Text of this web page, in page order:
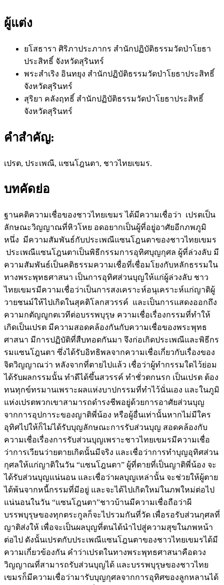
ผู้แต่ง
ยโสธารา ศิริภาประภากร สำนักปฏิบัติธรรมวัดป่าโยธา
ประสิทธิ์ จังหวัดสุรินทร์
พระสำเริง อินทยุง สำนักปฏิบัติธรรมวัดป่าโยธาประสิทธิ์
จังหวัดสุรินทร์
สุริยา คลังฤทธิ์ สำนักปฏิบัติธรรมวัดป่าโยธาประสิทธิ์
จังหวัดสุรินทร์
คำสำคัญ:
เปรต, ประเพณี, แซนโฎนตา, ชาวไทยเขมร.
บทคัดย่อ
ฐานคติความเชื่อของชาวไทยเขมร ได้มีความเชื่อว่า เปรตเป็น
ลักษณะวิญญาณที่หิวโหย อดอยากเป็นผู้ที่อยู่อาศัยอีกภพภูมิ
หนึ่ง มีความสัมพันธ์กับประเพณีแซนโฎนตาของชาวไทยเขมร
ประเพณีแซนโฎนตาเป็นพิธีกรรมการอุทิศบุญกุศล ผู้ที่ล่วงลับ มี
ความสัมพันธ์เป็นคติธรรมความเชื่อที่เชื่อมโยงกับหลักธรรมใน
ทางพระพุทธศาสนา เป็นการอุทิศส่วนบุญให้แก่ผู้ล่วงลับ ชาว
ไทยเขมรมีความเชื่อว่าเป็นการสงเคราะห์อนุเคราะห์แก่ญาติผู้
วายชนม์ให้ไปเกิดในสุคติโลกสวรรค์ และเป็นการแสดงออกถึง
ความกตัญญูกตเวทีต่อบรรพบุรุษ ความเชื่อเรื่องกรรมที่ทำให้
เกิดเป็นเปรต มีความสอดคล้องกันกับความเชื่อของพระพุทธ
ศาสนา มีการปฏิบัติที่สืบทอดกันมา จึงก่อเกิดประเพณีและพิธีกร
รมแซนโฎนตา ซึ่งได้รับอิทธิพลจากความเชื่อเกี่ยวกับเรื่องของ
จิตวิญญาณว่า หลังจากที่ตายไปแล้ว เชื่อว่าผู้ทำกรรมใดไว้ย่อม
ได้รับผลกรรมนั้น ทำดีได้ขึ้นสวรรค์ ทำชั่วตกนรก เป็นเปรต ต้อง
ทนทุกข์ทรมานเพราะผลแห่งบาปกรรมที่ทำไว้นั่นเอง และในภูมิ
แห่งเปรตพวกเขาสามารถดำรงชีพอยู่ด้วยการอาศัยส่วนบุญ
จากการอุปการะของญาติพี่น้อง หรือผู้อื่นเท่านั้นหากไม่มีใคร
อุทิศไปให้ก็ไม่ได้รับบุญลักษณะการรับส่วนบุญ สอดคล้องกับ
ความเชื่อเรื่องการรับส่วนบุญเพราะชาวไทยเขมรมีความเชื่อ
ว่าการเวียนว่ายตายเกิดนั้นมีจริง และเชื่อว่าการทำบุญอุทิศส่วน
กุศลให้แก่ญาติในวัน “แซนโฎนตา” ผู้ที่ตายที่เป็นญาติพี่น้อง จะ
ได้รับส่วนบุญแน่นอน และเชื่อว่าผลบุญเหล่านั้น จะช่วยให้ผู้ตาย
ได้พ้นจากหนี้กรรมที่มีอยู่ และจะได้ไปเกิดใหม่ในภพใหม่ต่อไป
แน่นอนในวัน “แซนโฎนตา”ชาวบ้านมีความเชื่อถือว่าผี
บรรพบุรุษของทุกตระกูลก็จะไปรวมกันที่วัด เพื่อรอรับส่วนกุศลที่
ญาติส่งให้ เพื่อจะเป็นผลบุญที่ตนได้นำไปสู่ความสุขในภพหน้า
ต่อไป ดังนั้นเปรตกับประเพณีแซนโฎนตาของชาวไทยเขมรได้มี
ความเกี่ยวข้องกัน คำว่าเปรตในทางพระพุทธศาสนาคือดวง
วิญญาณที่สามารถรับส่วนบุญได้ และบรรพบุรุษของชาวไทย
เขมรก็มีความเชื่อว่ามารับบุญกุศลจากการอุทิศของลูกหลานได้